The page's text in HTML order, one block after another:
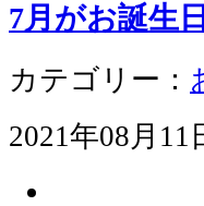
7月がお誕生
カテゴリー：
2021年08月11